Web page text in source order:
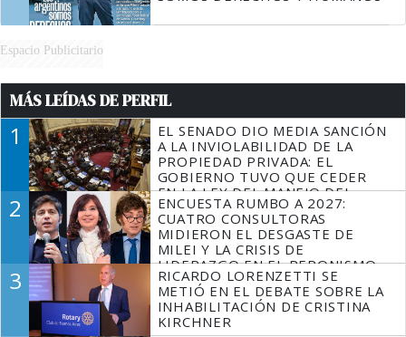
Espacio Publicitario
MÁS LEÍDAS DE PERFIL
1
EL SENADO DIO MEDIA SANCIÓN
A LA INVIOLABILIDAD DE LA
PROPIEDAD PRIVADA: EL
GOBIERNO TUVO QUE CEDER
EN LA LEY DEL MANEJO DEL
FUEGO
2
ENCUESTA RUMBO A 2027:
CUATRO CONSULTORAS
MIDIERON EL DESGASTE DE
MILEI Y LA CRISIS DE
LIDERAZGO EN EL PERONISMO
3
RICARDO LORENZETTI SE
METIÓ EN EL DEBATE SOBRE LA
INHABILITACIÓN DE CRISTINA
KIRCHNER